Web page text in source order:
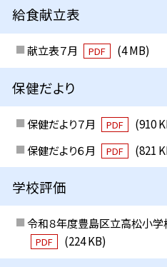
給食献立表
献立表７月 PDF (4 MB)
保健だより
保健だより７月 PDF
(910
保健だより６月
PDF (821
学校評価
令和８年度豊島区立高松小
PDF (224 KB)